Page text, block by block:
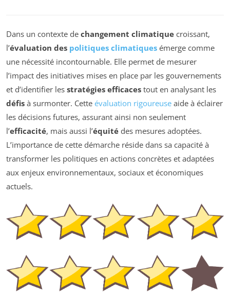
Dans un contexte de changement climatique croissant,
l’évaluation des politiques climatiques émerge comme
une nécessité incontournable. Elle permet de mesurer
l’impact des initiatives mises en place par les gouvernements
et d’identifier les stratégies efficaces tout en analysant les
défis à surmonter. Cette évaluation rigoureuse aide à éclairer
les décisions futures, assurant ainsi non seulement
l’efficacité, mais aussi l’équité des mesures adoptées.
L’importance de cette démarche réside dans sa capacité à
transformer les politiques en actions concrètes et adaptées
aux enjeux environnementaux, sociaux et économiques
actuels.